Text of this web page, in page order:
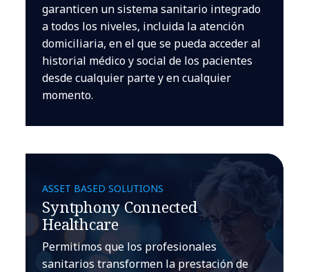
garanticen un sistema sanitario integrado
a todos los niveles, incluida la atención
domiciliaria, en el que se pueda acceder al
historial médico y social de los pacientes
desde cualquier parte y en cualquier
momento.
ASSET BASED SOLUTIONS
Syntphony Connected
Healthcare
Permitimos que los profesionales
sanitarios transformen la prestación de